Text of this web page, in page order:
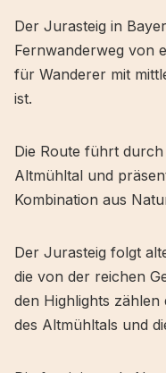
Der Jurasteig in
Fernwanderweg von
für Wanderer mit
ist.
Die Route führt
Altmühltal und
Kombination aus
Der Jurasteig folgt
die von der reichen
den Highlights zählen
des Altmühltals und